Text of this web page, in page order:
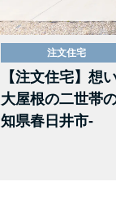
注文住宅
【注文住宅】想
大屋根の二世帯
知県春日井市-